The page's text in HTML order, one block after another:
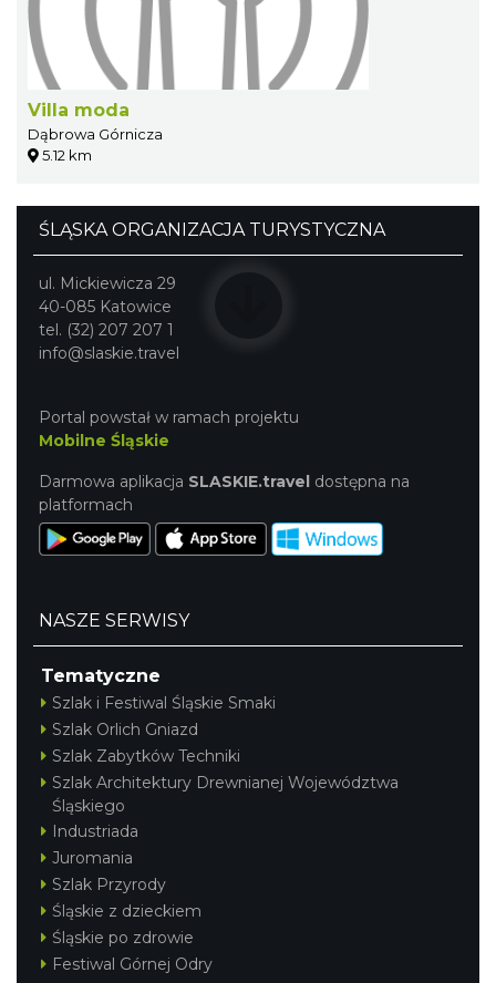
Villa moda
Dąbrowa Górnicza
5.12 km
ŚLĄSKA ORGANIZACJA TURYSTYCZNA
ul. Mickiewicza 29
40-085 Katowice
tel. (32) 207 207 1
info@slaskie.travel
Portal powstał w ramach projektu
Mobilne Śląskie
Darmowa aplikacja SLASKIE.travel dostępna na
platformach
NASZE SERWISY
Tematyczne
Szlak i Festiwal Śląskie Smaki
Szlak Orlich Gniazd
Szlak Zabytków Techniki
Szlak Architektury Drewnianej Województwa
Śląskiego
Industriada
Juromania
Szlak Przyrody
Śląskie z dzieckiem
Śląskie po zdrowie
Festiwal Górnej Odry